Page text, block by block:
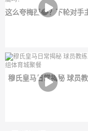
这么夸梅西😂？下轮对手
穆氏皇马日常揭秘 球员教
练组体育城聚餐